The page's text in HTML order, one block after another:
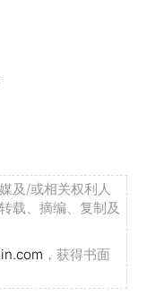
及/或相关权利人
载、摘编、复制及
，获得书面